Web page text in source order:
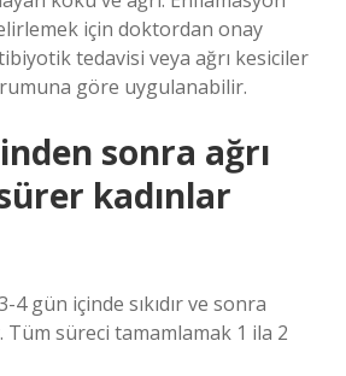
için doktordan onay
tedavisi veya ağrı kesiciler
göre uygulanabilir.
sonra ağrı
kadınlar
4 gün içinde sıkıdır ve sonra
Tüm süreci tamamlamak 1 ila 2